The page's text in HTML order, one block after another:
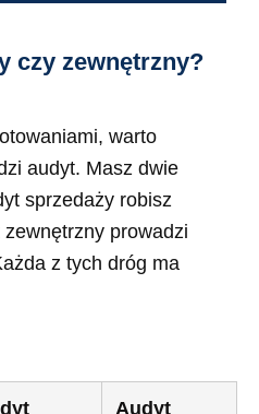
czy zewnętrzny?
warto
audyt. Masz dwie
sprzedaży robisz
zewnętrzny prowadzi
z tych dróg ma
Audyt